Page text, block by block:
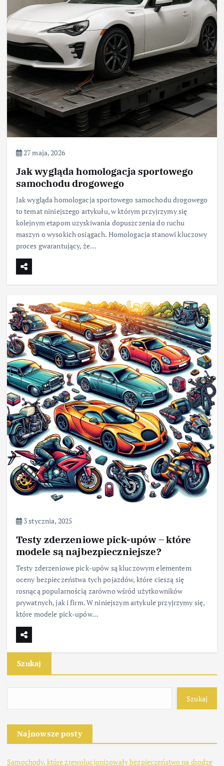
27 maja, 2026
Jak wygląda homologacja sportowego
samochodu drogowego
Jak wygląda homologacja sportowego samochodu drogowego
to temat niniejszego artykułu, w którym przyjrzymy się
kolejnym etapom uzyskiwania dopuszczenia do ruchu
maszyn o wysokich osiągach. Homologacja stanowi kluczowy
proces gwarantujący, że…
3 stycznia, 2025
Testy zderzeniowe pick-upów – które
modele są najbezpieczniejsze?
Testy zderzeniowe pick-upów są kluczowym elementem
oceny bezpieczeństwa tych pojazdów, które cieszą się
rosnącą popularnością zarówno wśród użytkowników
prywatnych, jak i firm. W niniejszym artykule przyjrzymy się,
które modele pick-upów…
Szukaj
Szukaj
Najnowsze posty
Samochody, które zrewolucjonizowały bezpieczeństwo na drodze